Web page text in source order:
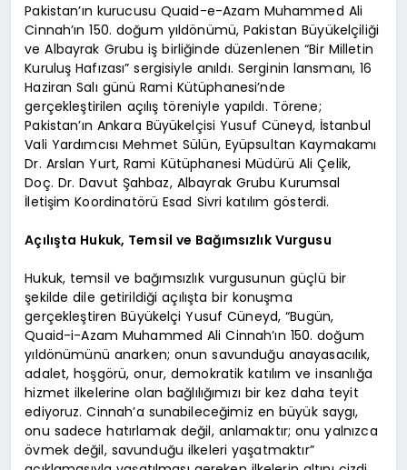
Pakistan’ın kurucusu Quaid-e-Azam Muhammed Ali
Cinnah’ın 150. doğum yıldönümü, Pakistan Büyükelçiliği
ve Albayrak Grubu iş birliğinde düzenlenen “Bir Milletin
Kuruluş Hafızası” sergisiyle anıldı. Serginin lansmanı, 16
Haziran Salı günü Rami Kütüphanesi’nde
gerçekleştirilen açılış töreniyle yapıldı. Törene;
Pakistan’ın Ankara Büyükelçisi Yusuf Cüneyd, İstanbul
Vali Yardımcısı Mehmet Sülün, Eyüpsultan Kaymakamı
Dr. Arslan Yurt, Rami Kütüphanesi Müdürü Ali Çelik,
Doç. Dr. Davut Şahbaz, Albayrak Grubu Kurumsal
İletişim Koordinatörü Esad Sivri katılım gösterdi.
Açılışta Hukuk, Temsil ve Bağımsızlık Vurgusu
Hukuk, temsil ve bağımsızlık vurgusunun güçlü bir
şekilde dile getirildiği açılışta bir konuşma
gerçekleştiren Büyükelçi Yusuf Cüneyd, “Bugün,
Quaid-i-Azam Muhammed Ali Cinnah’ın 150. doğum
yıldönümünü anarken; onun savunduğu anayasacılık,
adalet, hoşgörü, onur, demokratik katılım ve insanlığa
hizmet ilkelerine olan bağlılığımızı bir kez daha teyit
ediyoruz. Cinnah’a sunabileceğimiz en büyük saygı,
onu sadece hatırlamak değil, anlamaktır; onu yalnızca
övmek değil, savunduğu ilkeleri yaşatmaktır”